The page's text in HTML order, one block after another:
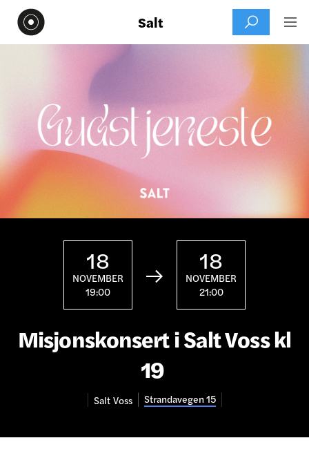
Salt  
18
NOVEMBER
19:00

18
NOVEMBER
21:00
Misjonskonsert i Salt Voss kl
19
Salt Voss Strandavegen 15